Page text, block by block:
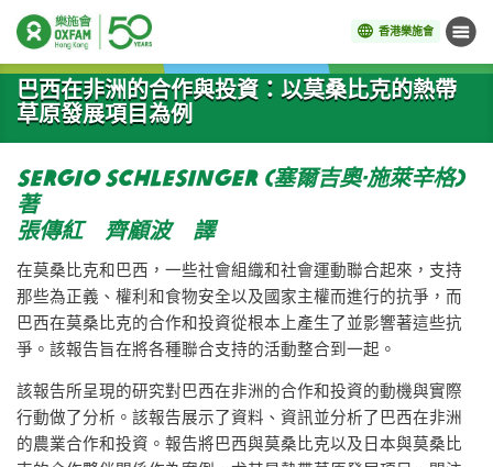
香港樂施會 目錄
開始主要內容
巴西在非洲的合作與投資：以莫桑比克的熱帶
草原發展項目為例
Sergio Schlesinger (塞爾吉奧·施萊辛格)
著
張傳紅 齊顧波 譯
在莫桑比克和巴西，一些社會組織和社會運動聯合起來，支持
那些為正義、權利和食物安全以及國家主權而進行的抗爭，而
巴西在莫桑比克的合作和投資從根本上產生了並影響著這些抗
爭。該報告旨在將各種聯合支持的活動整合到一起。
該報告所呈現的研究對巴西在非洲的合作和投資的動機與實際
行動做了分析。該報告展示了資料、資訊並分析了巴西在非洲
的農業合作和投資。報告將巴西與莫桑比克以及日本與莫桑比